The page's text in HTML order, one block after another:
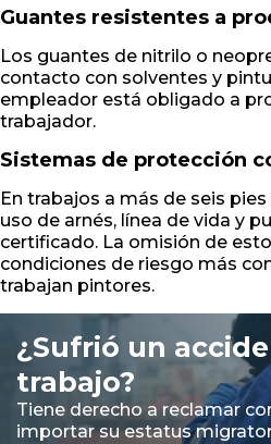
Guantes resistentes a
Los guantes de nitrilo o
contacto con solventes y
empleador está obligado a
trabajador.
Sistemas de protección
En trabajos a más de seis pies
uso de arnés, línea de vida y
certificado. La omisión de
condiciones de riesgo más
trabajan pintores.
¿Sufrió un
trabajo?
Tiene derecho a reclamar
importar su estatus